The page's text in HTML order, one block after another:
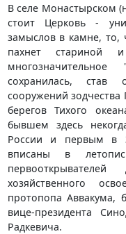
В селе Монастырском
стоит Церковь -
замыслов в камне, то,
пахнет стариной
сохранилась, став
сооружений зодчества
берегов Тихого
бывшем здесь
России и первым в
вписаны в
хозяйственного
протопопа Аввакума,
вице-президента
Радкевича.